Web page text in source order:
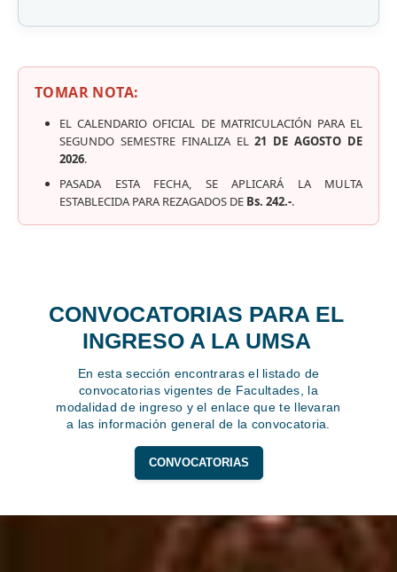
TOMAR NOTA:
EL CALENDARIO OFICIAL DE MATRICULACIÓN PARA EL
SEGUNDO SEMESTRE FINALIZA EL21 DE AGOSTO DE
2026.
PASADA ESTA FECHA, SE APLICARÁ LA MULTA
ESTABLECIDA PARA REZAGADOS DE Bs. 242.-.
CONVOCATORIAS PARA EL
INGRESO A LA UMSA
En esta sección encontraras el listado de
convocatorias vigentes de Facultades, la
modalidad de ingreso y el enlace que te llevaran
a las información general de la convocatoria.
CONVOCATORIAS